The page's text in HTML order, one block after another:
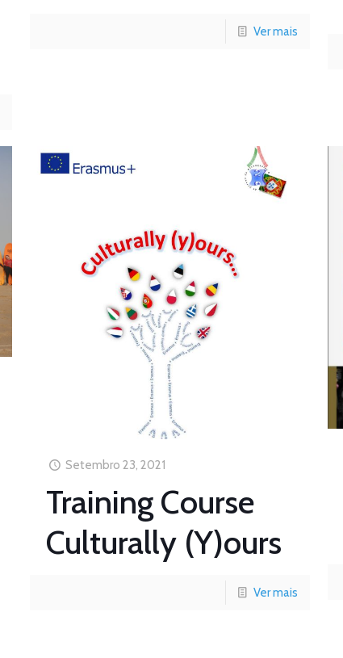
Ver mais
Setembro 23, 2021
Training Course
Culturally (Y)ours
Ver mais